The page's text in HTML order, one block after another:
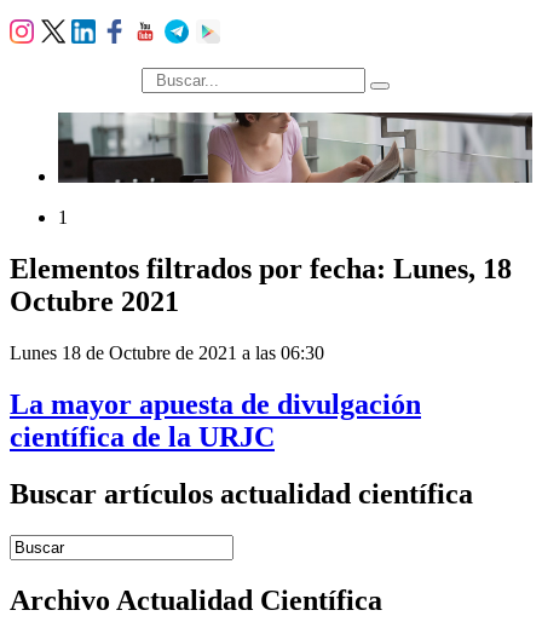
búsqueda
1
Elementos filtrados por fecha: Lunes, 18
Octubre 2021
Lunes 18 de Octubre de 2021 a las 06:30
La mayor apuesta de divulgación
científica de la URJC
Buscar artículos actualidad científica
Introduce términos de búsqueda
Archivo Actualidad Científica